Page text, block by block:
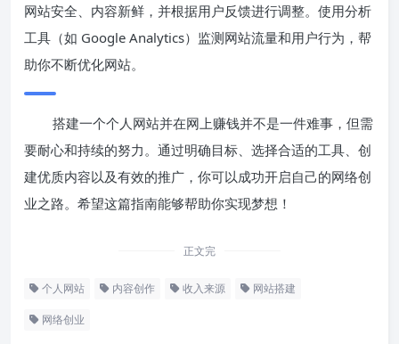
网站安全、内容新鲜，并根据用户反馈进行调整。使用分析
工具（如 Google Analytics）监测网站流量和用户行为，帮
助你不断优化网站。
搭建一个个人网站并在网上赚钱并不是一件难事，但需
要耐心和持续的努力。通过明确目标、选择合适的工具、创
建优质内容以及有效的推广，你可以成功开启自己的网络创
业之路。希望这篇指南能够帮助你实现梦想！
正文完
个人网站 内容创作 收入来源 网站搭建
网络创业